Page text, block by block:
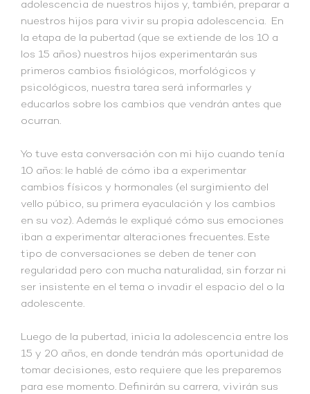
adolescencia de nuestros hijos y, también, preparar a
nuestros hijos para vivir su propia adolescencia. En
la etapa de la pubertad (que se extiende de los 10 a
los 15 años) nuestros hijos experimentarán sus
primeros cambios fisiológicos, morfológicos y
psicológicos, nuestra tarea será informarles y
educarlos sobre los cambios que vendrán antes que
ocurran.
Yo tuve esta conversación con mi hijo cuando tenía
10 años: le hablé de cómo iba a experimentar
cambios físicos y hormonales (el surgimiento del
vello púbico, su primera eyaculación y los cambios
en su voz). Además le expliqué cómo sus emociones
iban a experimentar alteraciones frecuentes. Este
tipo de conversaciones se deben de tener con
regularidad pero con mucha naturalidad, sin forzar ni
ser insistente en el tema o invadir el espacio del o la
adolescente.
Luego de la pubertad, inicia la adolescencia entre los
15 y 20 años, en donde tendrán más oportunidad de
tomar decisiones, esto requiere que les preparemos
para ese momento. Definirán su carrera, vivirán sus